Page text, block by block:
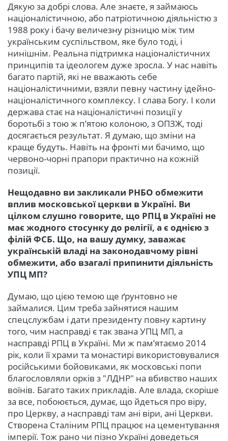
Дякую за добрі слова. Але знаєте, я займаюсь
націоналістичною, або патріотичною діяльністю з
1988 року і бачу величезну різницю між тим
українським суспільством, яке було тоді, і
нинішнім. Реальна підтримка націоналістичних
принципів та ідеологем дуже зросла. У нас навіть
багато партій, які не вважають себе
націоналістичними, взяли певну частину ідейно-
націоналістичного комплексу. І слава Богу. І коли
держава стає на націоналістичні позиції у
боротьбі з тою ж п’ятою колоною, з ОПЗЖ, тоді
досягається результат. Я думаю, що зміни на
краще будуть. Навіть на фронті ми бачимо, що
червоно-чорні прапори практично на кожній
позиції.
Нещодавно ви закликали РНБО обмежити
вплив московської церкви в Україні. Ви
цілком слушно говорите, що РПЦ в Україні не
має жодного стосунку до релігії, а є однією з
філій ФСБ. Що, на вашу думку, заважає
українській владі на законодавчому рівні
обмежити, або взагалі припинити діяльність
УПЦ МП?
Думаю, що цією темою ще ґрунтовно не
займалися. Цим треба зайнятися нашим
спецслужбам і дати президенту повну картину
того, чим насправді є так звана УПЦ МП, а
насправді РПЦ в Україні. Ми ж пам’ятаємо 2014
рік, коли її храми та монастирі використовувалися
російськими бойовиками, як московські попи
благословляли орків з "ЛДНР" на вбивство наших
воїнів. Багато таких прикладів. Але влада, скоріше
за все, побоюється, думає, що йдеться про віру,
про Церкву, а насправді там ані віри, ані Церкви.
Створена Сталіним РПЦ працює на цементування
імперії. Тож рано чи пізно Україні доведеться